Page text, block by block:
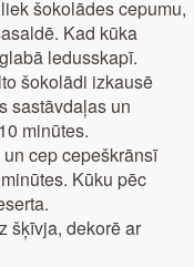
šokolādes cepumu,
Kad kūka
ledusskapī.
šokolādi izkausē
sastāvdaļas un
minūtes.
cep cepeškrānsī
Kūku pēc
šķīvja, dekorē ar